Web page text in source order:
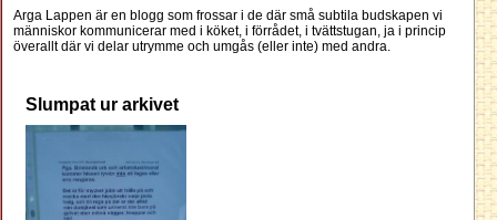
Arga Lappen är en blogg som frossar i de där små subtila budskapen vi
människor kommunicerar med i köket, i förrådet, i tvättstugan, ja i princip
överallt där vi delar utrymme och umgås (eller inte) med andra.
Slumpat ur arkivet